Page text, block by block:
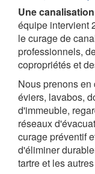
Une
équipe intervient
le curage de
professionnels,
copropriétés et
Nous prenons
éviers, lavabos,
d'immeuble,
réseaux
curage préventif
d'éliminer
tartre et les